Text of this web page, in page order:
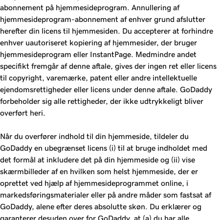
abonnement på hjemmesideprogram. Annullering af
hjemmesideprogram-abonnement af enhver grund afslutter
herefter din licens til hjemmesiden. Du accepterer at forhindre
enhver uautoriseret kopiering af hjemmesider, der bruger
hjemmesideprogram eller InstantPage. Medmindre andet
specifikt fremgår af denne aftale, gives der ingen ret eller licens
til copyright, varemærke, patent eller andre intellektuelle
ejendomsrettigheder eller licens under denne aftale. GoDaddy
forbeholder sig alle rettigheder, der ikke udtrykkeligt bliver
overført heri.
Når du overfører indhold til din hjemmeside, tildeler du
GoDaddy en ubegrænset licens (i) til at bruge indholdet med
det formål at inkludere det på din hjemmeside og (ii) vise
skærmbilleder af en hvilken som helst hjemmeside, der er
oprettet ved hjælp af hjemmesideprogrammet online, i
markedsføringsmaterialer eller på andre måder som fastsat af
GoDaddy, alene efter deres absolutte skøn. Du erklærer og
garanterer desuden over for GoDaddy, at (a) du har alle